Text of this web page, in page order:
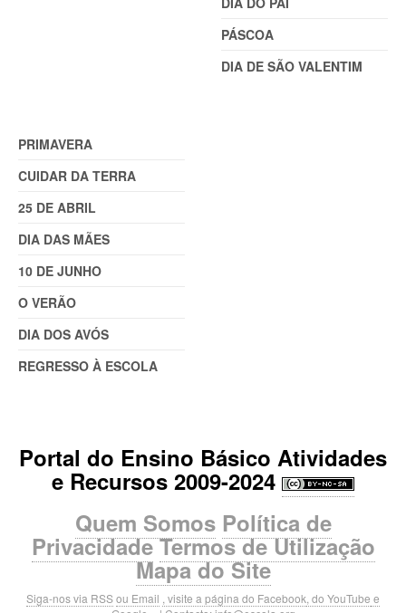
PÁSCOA
DIA DE SÃO VALENTIM
PRIMAVERA
CUIDAR DA TERRA
25 DE ABRIL
DIA DAS MÃES
10 DE JUNHO
O VERÃO
DIA DOS AVÓS
REGRESSO À ESCOLA
Portal do Ensino Básico Atividades
e Recursos 2009-2024
Quem Somos Política de
Privacidade Termos de Utilização
Mapa do Site
Siga-nos via RSSou Email , visite a página do Facebook , do YouTube e